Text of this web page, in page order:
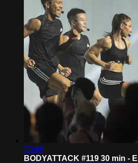
29:49
BODYATTACK #119 30 min -